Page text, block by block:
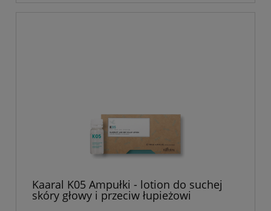
Kaaral K05 Ampułki - lotion do suchej
skóry głowy i przeciw łupieżowi
suchemu. Niwelują złuszczanie i